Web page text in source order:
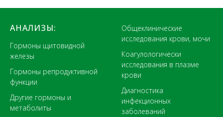
АНАЛИЗЫ:
Гормоны щитовидной
железы
Гормоны репродуктивной
функции
Другие гормоны и
метаболиты
Общеклинические
исследования крови, мочи
Коагулологически
исследования в плазме
крови
Диагностика
инфекционных
заболеваний